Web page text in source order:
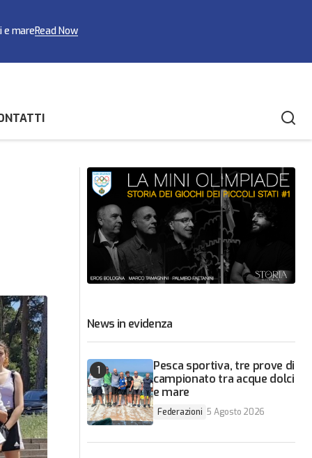
e mareRead Now
News in evidenza
Pesca sportiva, tre prove di
campionato tra acque dolci
e mare
Federazioni 5 Agosto 2026